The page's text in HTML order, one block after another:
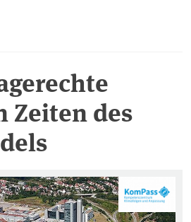
Zeiten des